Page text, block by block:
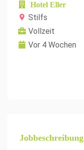
Hotel Eller
Stilfs
Vollzeit
Vor 4 Wochen
Jobbeschreibung